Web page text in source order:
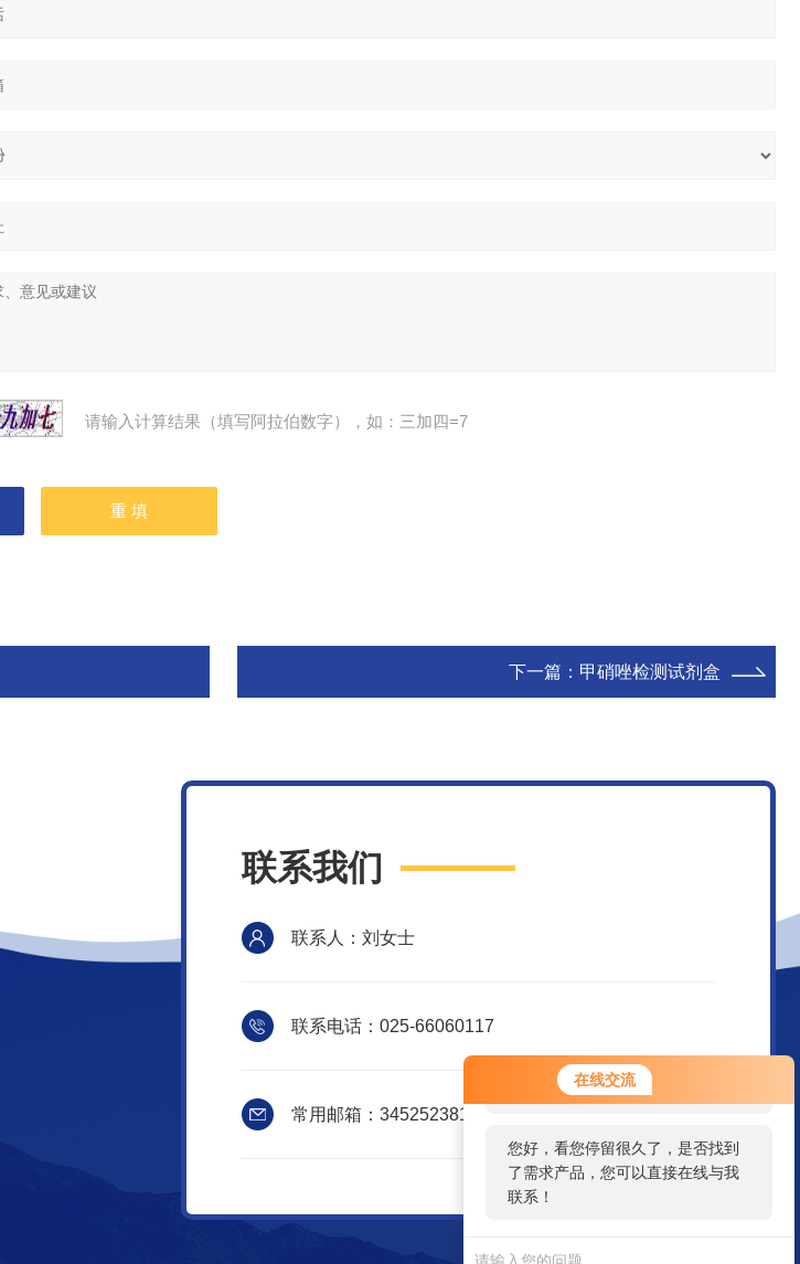
在线交流
您好！欢迎前来咨询，很高兴为您
服务，请问您要咨询什么问题呢？
您好，看您停留很久了，是否找到
了需求产品，您可以直接在线与我
联系！
请输入计算结果（填写阿拉伯数字），如：三加四=7
下一篇： 甲硝唑检测试剂盒
联系我们
联系人：刘女士
联系电话：025-66060117
常用邮箱：3452523816@qq.com